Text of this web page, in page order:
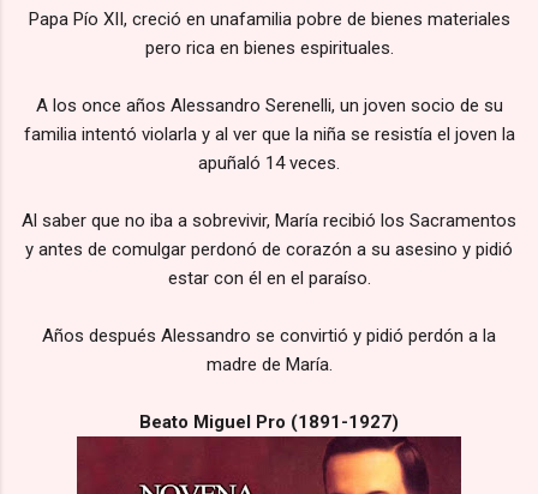
Papa Pío XII, creció en unafamilia pobre de bienes materiales
pero rica en bienes espirituales.
A los once años Alessandro Serenelli, un joven socio de su
familia intentó violarla y al ver que la niña se resistía el joven la
apuñaló 14 veces.
Al saber que no iba a sobrevivir, María recibió los Sacramentos
y antes de comulgar perdonó de corazón a su asesino y pidió
estar con él en el paraíso.
Años después Alessandro se convirtió y pidió perdón a la
madre de María.
Beato Miguel Pro (1891-1927)